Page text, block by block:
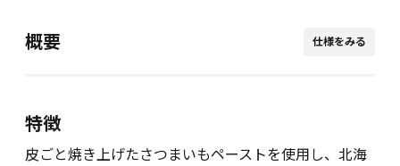
概要 仕様をみる
特徴
皮ごと焼き上げたさつまいもペーストを使用し、北海